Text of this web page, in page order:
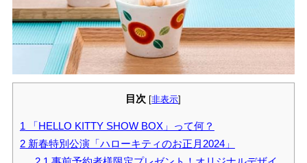
目次 [非表示]
1「HELLO KITTY SHOW BOX」って何？
2新春特別公演「ハローキティのお正月2024」